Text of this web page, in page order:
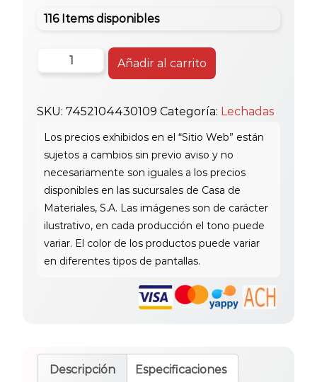
116 Items disponibles
Kg
Lechada
Sin
Arena
Terracota
cantidad
Añadir al carrito
SKU: 7452104430109 Categoría: Lechadas
Descripción Especificaciones